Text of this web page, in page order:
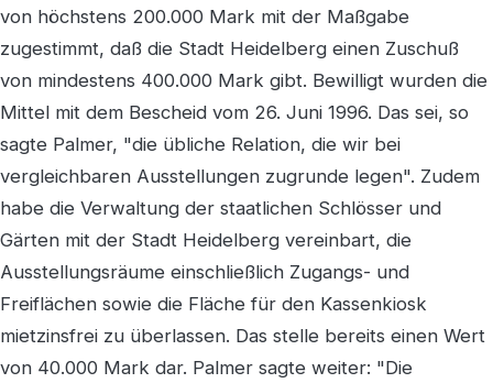
von höchstens 200.000 Mark mit der Maßgabe
zugestimmt, daß die Stadt Heidelberg einen Zuschuß
von mindestens 400.000 Mark gibt. Bewilligt wurden die
Mittel mit dem Bescheid vom 26. Juni 1996. Das sei, so
sagte Palmer, "die übliche Relation, die wir bei
vergleichbaren Ausstellungen zugrunde legen". Zudem
habe die Verwaltung der staatlichen Schlösser und
Gärten mit der Stadt Heidelberg vereinbart, die
Ausstellungsräume einschließlich Zugangs- und
Freiflächen sowie die Fläche für den Kassenkiosk
mietzinsfrei zu überlassen. Das stelle bereits einen Wert
von 40.000 Mark dar. Palmer sagte weiter: "Die